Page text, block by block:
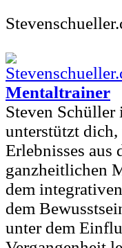
Mentaltrainer
Steven
unterstützt
Erlebnisses aus
ganzheitlichen
dem
dem
unter dem